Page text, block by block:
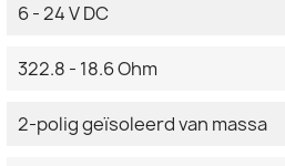
6 - 24 V DC
322.8 - 18.6 Ohm
2-polig geïsoleerd van massa